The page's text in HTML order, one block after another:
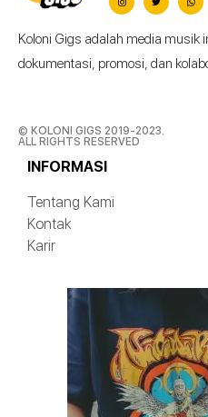
Koloni Gigs adalah media musik
dokumentasi, promosi, dan
© KOLONI GIGS 2019-2023.
ALL RIGHTS RESERVED
INFORMASI
Tentang Kami
Kontak
Karir